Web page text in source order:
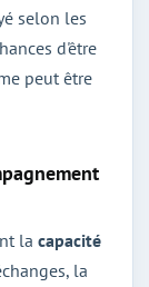
selon les
d'être
peut être
la capacité
la